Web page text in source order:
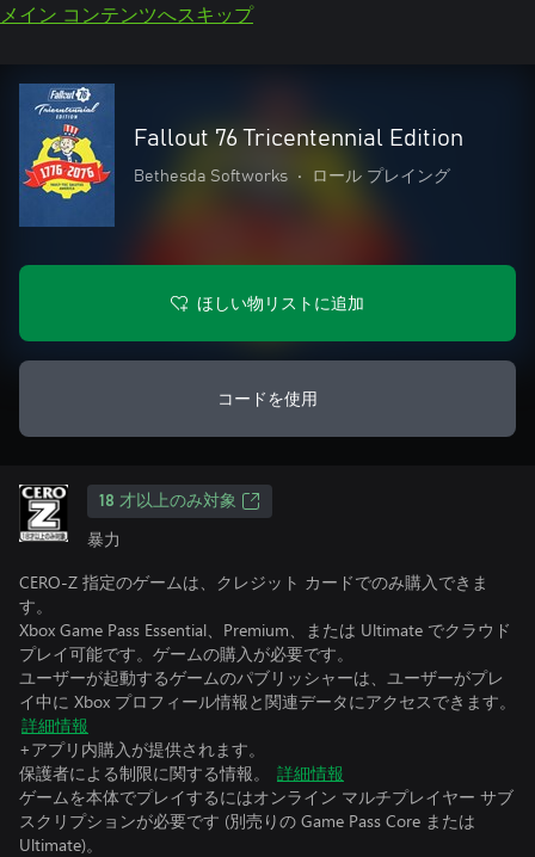
メイン コンテンツへスキップ
Fallout 76 Tricentennial Edition
Bethesda Softworks • ロール プレイング
ほしい物リストに追加
コードを使用
18 才以上のみ対象
暴力
CERO-Z 指定のゲームは、クレジット カードでのみ購入できま
す。
Xbox Game Pass Essential、Premium、または Ultimate でクラウド
プレイ可能です。ゲームの購入が必要です。
ユーザーが起動するゲームのパブリッシャーは、ユーザーがプレ
イ中に Xbox プロフィール情報と関連データにアクセスできます。
詳細情報
+アプリ内購入が提供されます。
保護者による制限に関する情報。
詳細情報
ゲームを本体でプレイするにはオンライン マルチプレイヤー サブ
スクリプションが必要です (別売りの Game Pass Core または
Ultimate)。